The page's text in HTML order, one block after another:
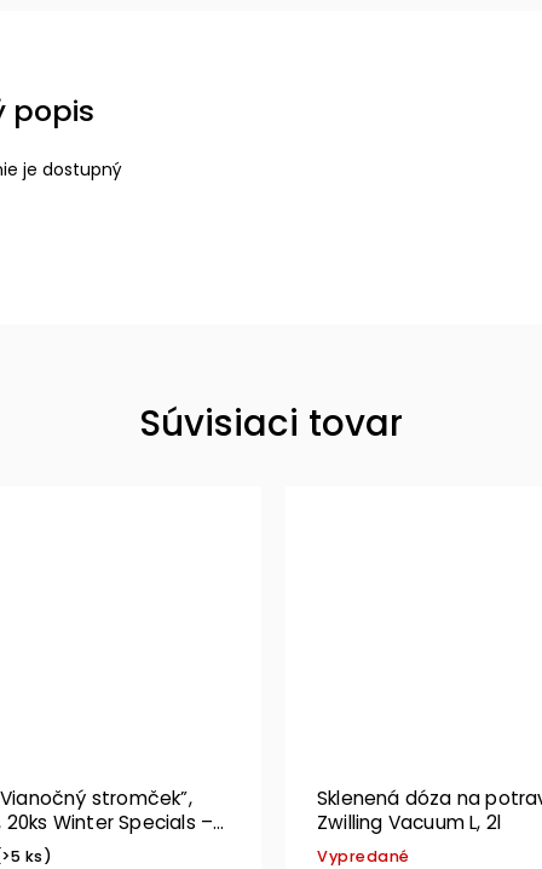
popis
je dostupný
Súvisiaci tovar
stromček”,
20ks Winter Specials –
ks)
Sklenená dóza na
Zwilling Vacuum L, 2l
Vypredané